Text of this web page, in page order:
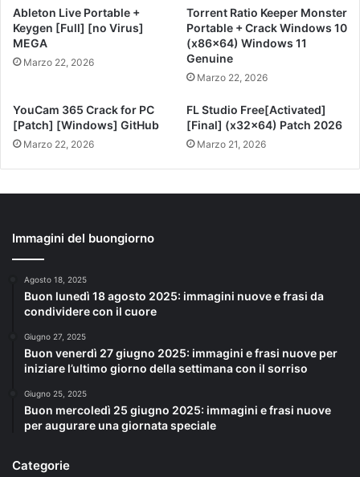
Ableton Live Portable +
Keygen [Full] [no Virus]
MEGA
Marzo 22, 2026
Torrent Ratio Keeper Monster
Portable + Crack Windows 10
(x86x64) Windows 11
Genuine
Marzo 22, 2026
YouCam 365 Crack for PC
[Patch] [Windows] GitHub
Marzo 22, 2026
FL Studio Free[Activated]
[Final] (x32x64) Patch 2026
Marzo 21, 2026
Immagini del buongiorno
Agosto 18, 2025
Buon lunedì 18 agosto 2025: immagini nuove e frasi da
condividere con il cuore
Giugno 27, 2025
Buon venerdì 27 giugno 2025: immagini e frasi nuove per
iniziare l’ultimo giorno della settimana con il sorriso
Giugno 25, 2025
Buon mercoledì 25 giugno 2025: immagini e frasi nuove
per augurare una giornata speciale
Categorie